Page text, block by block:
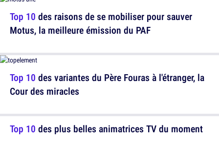
Top 10 des variantes du Père Fouras à l'étranger, la
Cour des miracles
Top 10 des raisons de se mobiliser pour sauver
Motus, la meilleure émission du PAF
Top 10 des plus belles animatrices TV du moment